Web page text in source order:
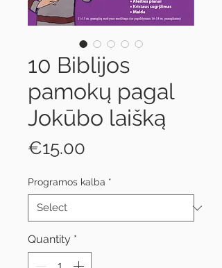
10 Biblijos
pamokų pagal
Jokūbo laišką
€15.00
Programos kalba *
Quantity *